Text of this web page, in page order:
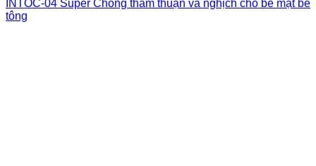
INTOC-04 Super Chống thấm thuận và nghịch cho bề mặt bê
tông